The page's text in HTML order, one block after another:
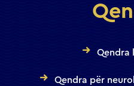
Qendra
Qendra për